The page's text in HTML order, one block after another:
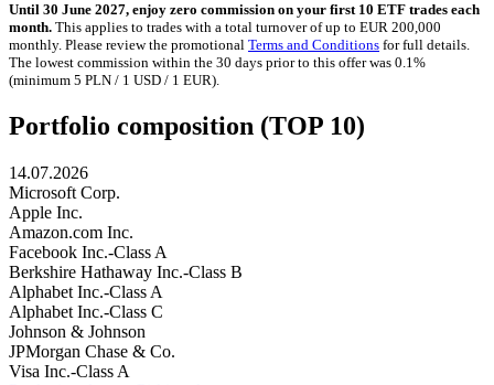
Until 30 June 2027, enjoy zero commission on your first 10 ETF trades each
month. This applies to trades with a total turnover of up to EUR 200,000
monthly. Please review the promotional Terms and Conditions for full details.
The lowest commission within the 30 days prior to this offer was 0.1%
(minimum 5 PLN / 1 USD / 1 EUR).
Portfolio composition (TOP 10)
14.07.2026
Microsoft Corp.
Apple Inc.
Amazon.com Inc.
Facebook Inc.-Class A
Berkshire Hathaway Inc.-Class B
Alphabet Inc.-Class A
Alphabet Inc.-Class C
Johnson & Johnson
JPMorgan Chase & Co.
Visa Inc.-Class A